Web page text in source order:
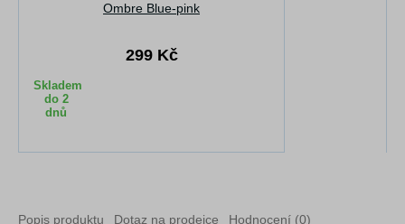
Ombre Blue-pink
299 Kč
Skladem
do 2
dnů
Popis produktu Dotaz na prodejce Hodnocení (0)